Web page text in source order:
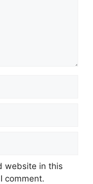
website in this
comment.